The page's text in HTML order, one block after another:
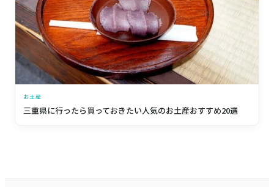
お土産
三重県に行ったら買っておきたい人気のお土産おすすめ20選